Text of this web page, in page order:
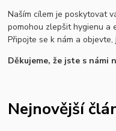
Naším cílem je poskytovat
pomohou zlepšit hygienu a
Připojte se k nám a
Děkujeme, že jste s námi
Nejnovější